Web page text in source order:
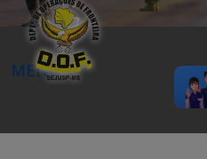
MENU